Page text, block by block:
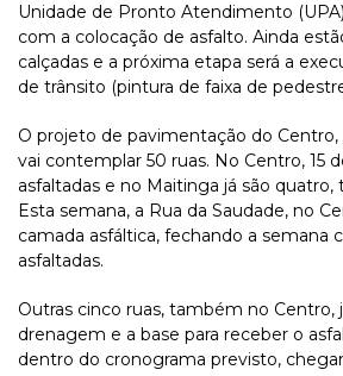
Unidade de Pronto Atendimento
com a colocação de asfalto. Ainda
calçadas e a próxima etapa será a
de trânsito (pintura de faixa de
O projeto de pavimentação do
vai contemplar 50 ruas. No Centro, 15
asfaltadas e no Maitinga já são quatro,
Esta semana, a Rua da Saudade, no
camada asfáltica, fechando a semana
asfaltadas.
Outras cinco ruas, também no Centro,
drenagem e a base para receber o
dentro do cronograma previsto,